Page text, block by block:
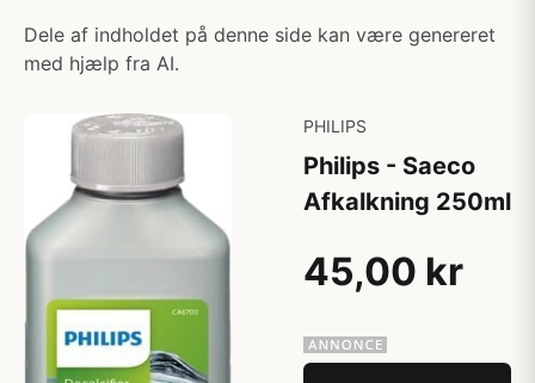
Dele af indholdet på denne side kan være genereret
med hjælp fra AI.
PHILIPS
Philips - Saeco
Afkalkning 250ml
45,00 kr